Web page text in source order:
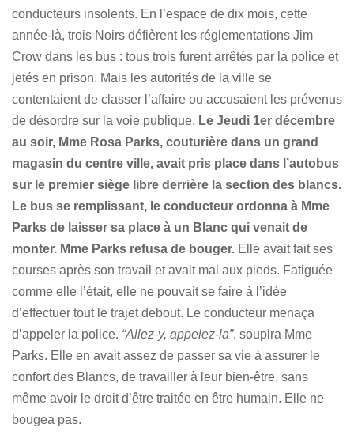
conducteurs insolents. En l’espace de dix mois, cette
année-là, trois Noirs défièrent les réglementations Jim
Crow dans les bus : tous trois furent arrêtés par la police et
jetés en prison. Mais les autorités de la ville se
contentaient de classer l’affaire ou accusaient les prévenus
de désordre sur la voie publique. Le Jeudi 1er décembre
au soir, Mme Rosa Parks, couturière dans un grand
magasin du centre ville, avait pris place dans l’autobus
sur le premier siège libre derrière la section des blancs.
Le bus se remplissant, le conducteur ordonna à Mme
Parks de laisser sa place à un Blanc qui venait de
monter. Mme Parks refusa de bouger. Elle avait fait ses
courses après son travail et avait mal aux pieds. Fatiguée
comme elle l’était, elle ne pouvait se faire à l’idée
d’effectuer tout le trajet debout. Le conducteur menaça
d’appeler la police. “Allez-y, appelez-la”, soupira Mme
Parks. Elle en avait assez de passer sa vie à assurer le
confort des Blancs, de travailler à leur bien-être, sans
même avoir le droit d’être traitée en être humain. Elle ne
bougea pas.